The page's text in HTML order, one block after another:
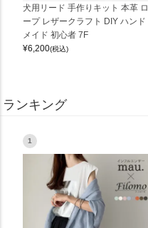
犬用リード 手作りキット 本革 ロ
ープ レザークラフト DIY ハンド
メイド 初心者 7F
¥6,200(税込)
ランキング
1